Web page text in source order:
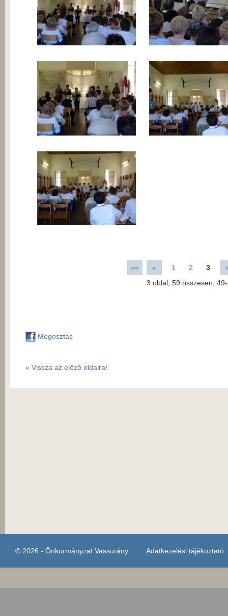
«« « 1 2 3
3 oldal, 59 összesen,
Megosztás
« Vissza az előző oldalra!
© 2026 - Önkormányzat Vassurány Adatkezelési tájékoztató